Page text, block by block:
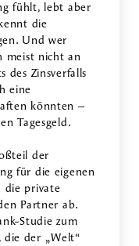
fühlt, lebt aber
die
Und wer
meist nicht an
des Zinsverfalls
eine
könnten –
Tagesgeld.
der
für die eigenen
die private
Partner ab.
Studie zum
die der „Welt“